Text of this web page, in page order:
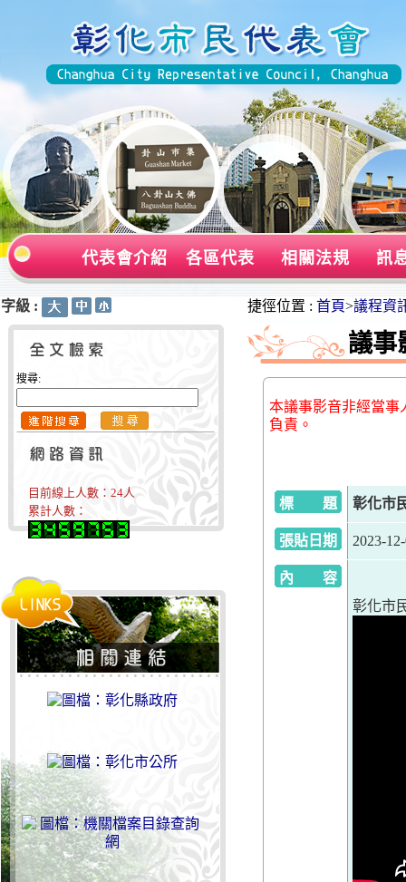
代表會介紹 各區代表 相關法規 訊
字級 :
搜尋:
目前線上人數： 24人
累計人數：
捷徑位置 : 首頁>議程資
議事
本議事影音非經當事
負責。
標 題 彰化市
張貼日期 2023-
內 容
彰化市